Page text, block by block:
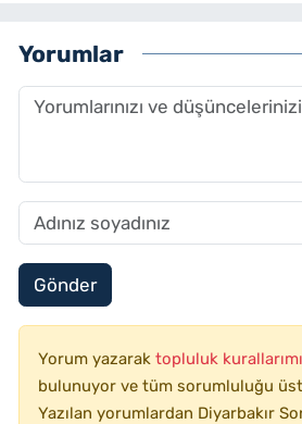
Yorumlar
Gönder
Yorum yazarak topluluk
bulunuyor ve tüm sorumluluğu
Yazılan yorumlardan Diyarbakır